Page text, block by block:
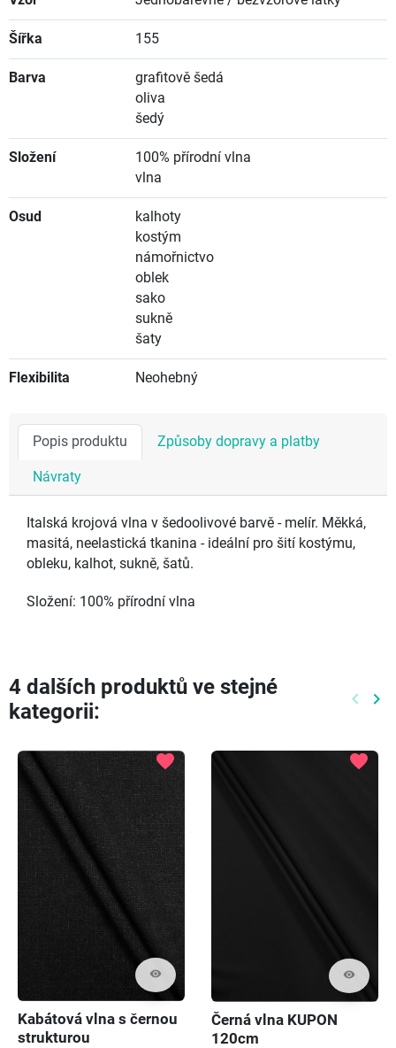
Šířka 155
Barva
grafitově šedá
oliva
šedý
Složení
100% přírodní vlna
vlna
Osud
kalhoty
kostým
námořnictvo
oblek
sako
sukně
šaty
Flexibilita Neohebný
Popis produktu Způsoby dopravy a platby
Návraty
Italská krojová vlna v šedoolivové barvě - melír. Měkká,
masitá, neelastická tkanina - ideální pro šití kostýmu,
obleku, kalhot, sukně, šatů.
Složení: 100% přírodní vlna
4 dalších produktů ve stejné
kategorii:
keyboard_arrow_left keyboard_arrow_right
visibility
favorite
Kabátová vlna s černou
strukturou
visibility
favorite
Černá vlna KUPON
120cm